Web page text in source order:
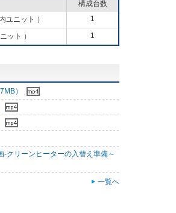
構成台数
ユニット ） 1
ット ） 1
）
クリーンヒーターの入替え準備～
一覧へ